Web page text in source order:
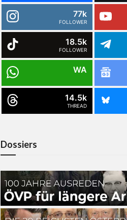
77k
FOLLOWER
18.5k
FOLLOWER
WA
14.5k
THREAD
Dossiers